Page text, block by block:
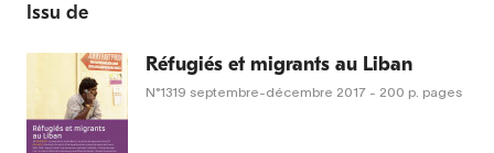
Issu de
Réfugiés et migrants au Liban
N°1319 septembre-décembre 2017 - 200 p. pages